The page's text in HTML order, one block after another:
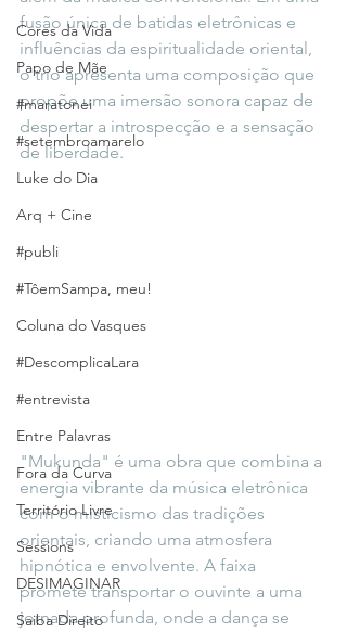
Cores da Vida
Papo de Mãe
#maratonei
#setembroamarelo
Luke do Dia
Arq + Cine
#publi
#TôemSampa, meu!
Coluna do Vasques
#DescomplicaLara
#entrevista
Entre Palavras
Fora da Curva
Território Livre
Sessions
DESIMAGINAR
Saiba Direito
fusão única de batidas eletrônicas e
influências da espiritualidade oriental,
o trio apresenta uma composição que
propõe uma imersão sonora capaz de
despertar a introspecção e a sensação
de liberdade.
"Mukunda" é uma obra que combina a
energia vibrante da música eletrônica
com o misticismo das tradições
orientais, criando uma atmosfera
hipnótica e envolvente. A faixa
promete transportar o ouvinte a uma
jornada profunda, onde a dança se